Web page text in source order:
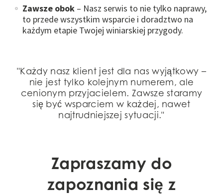
Zawsze obok – Nasz serwis to nie tylko naprawy,
to przede wszystkim wsparcie i doradztwo na
każdym etapie Twojej winiarskiej przygody.
"Każdy nasz klient jest dla nas wyjątkowy –
nie jest tylko kolejnym numerem, ale
cenionym przyjacielem. Zawsze staramy
się być wsparciem w każdej, nawet
najtrudniejszej sytuacji."
Zapraszamy do
zapoznania się z